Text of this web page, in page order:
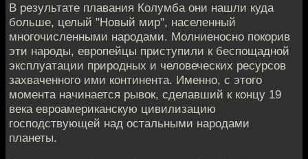
В результате плавания Колумба они нашли куда
больше, целый "Новый мир", населенный
многочисленными народами. Молниеносно покорив
эти народы, европейцы приступили к беспощадной
эксплуатации природных и человеческих ресурсов
захваченного ими континента. Именно, с этого
момента начинается рывок, сделавший к концу 19
века евроамериканскую цивилизацию
господствующей над остальными народами
планеты.